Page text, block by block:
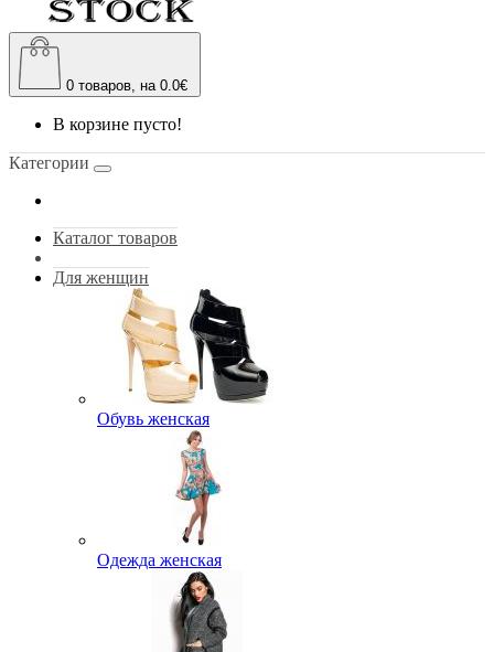
0 товаров, на 0.0€
В корзине пусто!
Категории
Каталог товаров
Для женщин
Обувь женская
Одежда женская